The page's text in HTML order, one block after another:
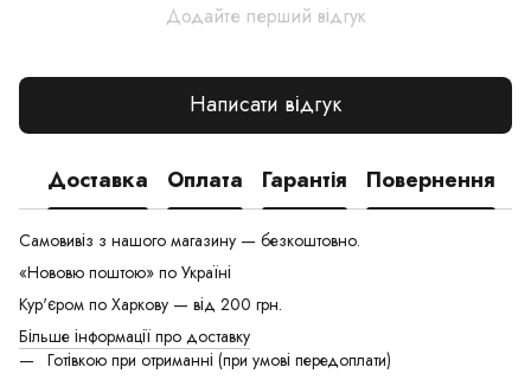
Додайте перший відгук
Написати відгук
Доставка Оплата Гарантія Повернення
Самовивіз з нашого магазину — безкоштовно.
«Нововю поштою» по Україні
Кур'єром по Харкову — від 200 грн.
Більше інформації про доставку
Готівкою при отриманні (при умові передоплати)